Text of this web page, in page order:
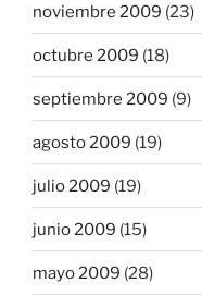
noviembre 2009 (23)
octubre 2009 (18)
septiembre 2009 (9)
agosto 2009 (19)
julio 2009 (19)
junio 2009 (15)
mayo 2009 (28)